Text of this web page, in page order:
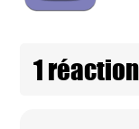
1 réaction